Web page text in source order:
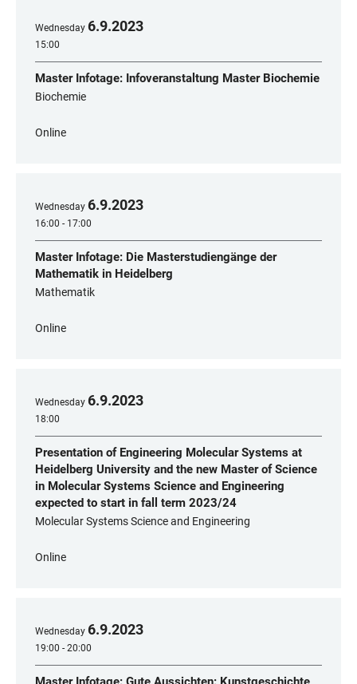
Wednesday 6.9.2023
15:00
Master Infotage: Infoveranstaltung Master Biochemie
Biochemie
Online
Wednesday 6.9.2023
16:00 - 17:00
Master Infotage: Die Masterstudiengänge der
Mathematik in Heidelberg
Mathematik
Online
Wednesday 6.9.2023
18:00
Presentation of Engineering Molecular Systems at
Heidelberg University and the new Master of Science
in Molecular Systems Science and Engineering
expected to start in fall term 2023/24
Molecular Systems Science and Engineering
Online
Wednesday 6.9.2023
19:00 - 20:00